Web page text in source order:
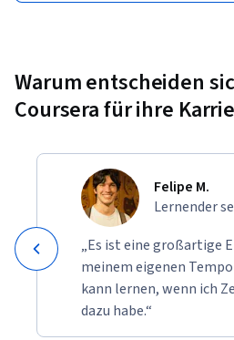
Warum entscheiden
Coursera für ihre
Felipe M.
Lernender
„Es ist eine großartige
meinem eigenen
kann lernen, wenn ich
dazu habe.“